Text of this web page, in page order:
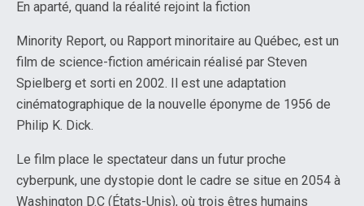
En aparté, quand la réalité rejoint la fiction
Minority Report, ou Rapport minoritaire au Québec, est un
film de science-fiction américain réalisé par Steven
Spielberg et sorti en 2002. Il est une adaptation
cinématographique de la nouvelle éponyme de 1956 de
Philip K. Dick.
Le film place le spectateur dans un futur proche
cyberpunk, une dystopie dont le cadre se situe en 2054 à
Washington D.C (États-Unis), où trois êtres humains